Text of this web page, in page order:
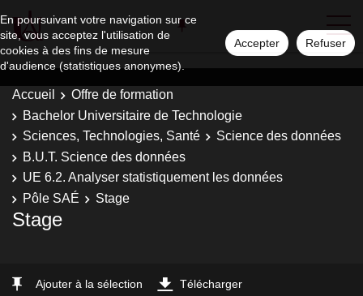
En poursuivant votre navigation sur ce
site, vous acceptez l'utilisation de
cookies à des fins de mesure
d'audience (statistiques anonymes).
Accepter Refuser
Accueil
Offre de formation
Bachelor Universitaire de Technologie
Sciences, Technologies, Santé
Science des données
B.U.T. Science des données
UE 6.2. Analyser statistiquement les données
Pôle SAÉ
Stage
Stage
Ajouter à la sélection Télécharger